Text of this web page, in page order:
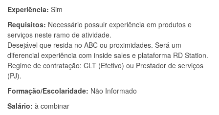
Experiência: Sim
Requisitos: Necessário possuir experiência em produtos e
serviços neste ramo de atividade.
Desejável que resida no ABC ou proximidades. Será um
diferencial experiência com inside sales e plataforma RD Station.
Regime de contratação: CLT (Efetivo) ou Prestador de serviços
(PJ).
Formação/Escolaridade: Não Informado
Salário: à combinar